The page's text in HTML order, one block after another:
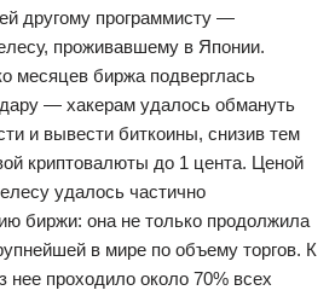
другому программисту —
проживавшему в Японии.
месяцев биржа подверглась
— хакерам удалось обмануть
и вывести биткоины, снизив тем
криптовалюты до 1 цента. Ценой
удалось частично
биржи: она не только продолжила
в мире по объему торгов. К
нее проходило около 70% всех